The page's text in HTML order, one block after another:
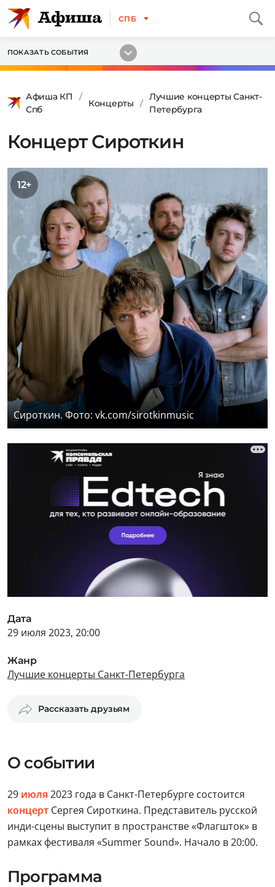
СПБ
ПОКАЗАТЬ СОБЫТИЯ
Афиша КП
Спб
Концерты
Лучшие концерты Санкт-
Петербурга
Концерт Сироткин
12+
Сироткин. Фото: vk.com/sirotkinmusic
Дата
29 июля 2023, 20:00
Жанр
Лучшие концерты Санкт-Петербурга
Рассказать друзьям
О событии
29 июля 2023 года в Санкт-Петербурге состоится
концерт Сергея Сироткина. Представитель русской
инди-сцены выступит в пространстве «Флагшток» в
рамках фестиваля «Summer Sound». Начало в 20:00.
Программа